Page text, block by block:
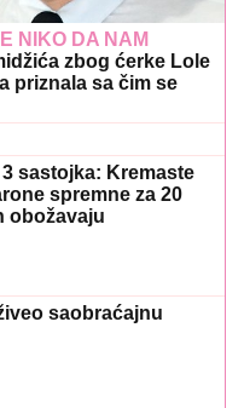
NIKO DA NAM
zbog ćerke Lole
priznala sa čim se
sastojka: Kremaste
spremne za 20
obožavaju
saobraćajnu